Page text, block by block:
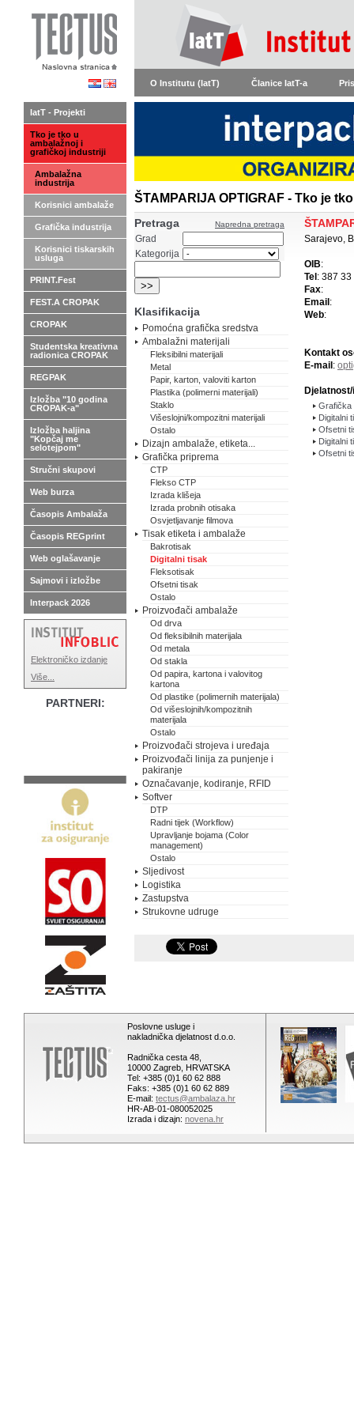
O Institutu (IatT) Članice IatT-a
ŠTAMPARIJA OPTIGRAF - Tko je
Napredna pretraga
Pretraga
Grad
Kategorija
Klasifikacija
Pomoćna grafička sredstva
Ambalažni materijali
Fleksibilni materijali
Metal
Papir, karton, valoviti karton
Plastika (polimerni materijali)
Staklo
Višeslojni/kompozitni materijali
Ostalo
Dizajn ambalaže, etiketa...
Grafička priprema
CTP
Flekso CTP
Izrada klišeja
Izrada probnih otisaka
Osvjetljavanje filmova
Tisak etiketa i ambalaže
Bakrotisak
Digitalni tisak
Fleksotisak
Ofsetni tisak
Ostalo
Proizvođači ambalaže
Od drva
Od fleksibilnih materijala
Od metala
Od stakla
Od papira, kartona i valovitog
kartona
Od plastike (polimernih materijala)
Od višeslojnih/kompozitnih
materijala
Ostalo
Proizvođači strojeva i uređaja
Proizvođači linija za punjenje i
pakiranje
Označavanje, kodiranje, RFID
Softver
DTP
Radni tijek (Workflow)
Upravljanje bojama (Color
management)
Ostalo
Sljedivost
Logistika
Zastupstva
Strukovne udruge
Sarajevo,
OIB:
Tel : 387
Fax:
Email :
Web:
Kontakt
E-mail :
Djelatnost/i
Grafička
Digitalni
Ofsetni
Digitalni
Ofsetni
IatT - Projekti
Tko je tko u
ambalažnoj i
grafičkoj industriji
Ambalažna
industrija
Korisnici ambalaže
Grafička industrija
Korisnici tiskarskih
usluga
PRINT.Fest
FEST.A CROPAK
CROPAK
Studentska kreativna
radionica CROPAK
REGPAK
Izložba "10 godina
CROPAK-a"
Izložba haljina
"Kopčaj me
selotejpom"
Stručni skupovi
Web burza
Časopis Ambalaža
Časopis REGprint
Web oglašavanje
Sajmovi i izložbe
Interpack 2026
Elektroničko izdanje
Više...
PARTNERI:
Poslovne usluge i
nakladnička djelatnost d.o.o.
Radnička cesta 48,
10000 Zagreb, HRVATSKA
Tel: +385 (0)1 60 62 888
Faks: +385 (0)1 60 62 889
E-mail: tectus@ambalaza.hr
HR-AB-01-080052025
Izrada i dizajn: novena.hr